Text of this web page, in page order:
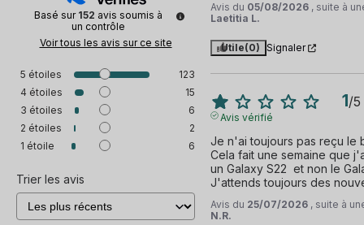
Basé sur 152 avis soumis à
un contrôle
Voir tous les avis sur ce site
5 étoiles
123
4 étoiles
15
3 étoiles
6
2 étoiles
2
1 étoile 6
Trier les avis
Avis du 05/08/2026 , suite à
Laetitia L.
Utile(0) Signaler
1/5
Avis vérifié
Je n'ai toujours pas reçu le
Cela fait une semaine que
un Galaxy S22  et non le
J'attends toujours des
Avis du 25/07/2026 , suite à
N.R.